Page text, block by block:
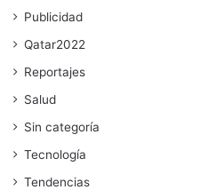
Publicidad
Qatar2022
Reportajes
Salud
Sin categoría
Tecnología
Tendencias